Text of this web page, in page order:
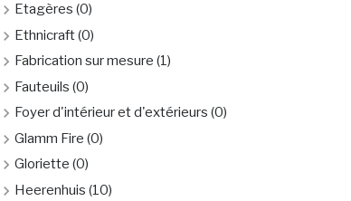
Etagères (0)
Ethnicraft(0)
Fabrication sur mesure (1)
Fauteuils (0)
Foyer d'intérieur et d'extérieurs (0)
Glamm Fire (0)
Gloriette (0)
Heerenhuis (10)